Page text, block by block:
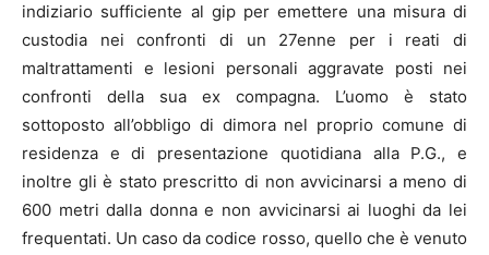
indiziario sufficiente al gip per emettere una misura di
custodia nei confronti di un 27enne per i reati di
maltrattamenti e lesioni personali aggravate posti nei
confronti della sua ex compagna. L’uomo è stato
sottoposto all’obbligo di dimora nel proprio comune di
residenza e di presentazione quotidiana alla P.G., e
inoltre gli è stato prescritto di non avvicinarsi a meno di
600 metri dalla donna e non avvicinarsi ai luoghi da lei
frequentati. Un caso da codice rosso, quello che è venuto